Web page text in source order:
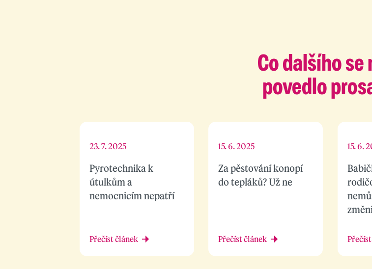
Co dalšího se
povedlo
Pyrotechnika k
útulkům a
nemocnicím nepatří
23. 7. 2025
Přečíst článek
Za pěstování konopí
do tepláků? Už ne
15. 6. 2025
Přečíst článek
15. 6.